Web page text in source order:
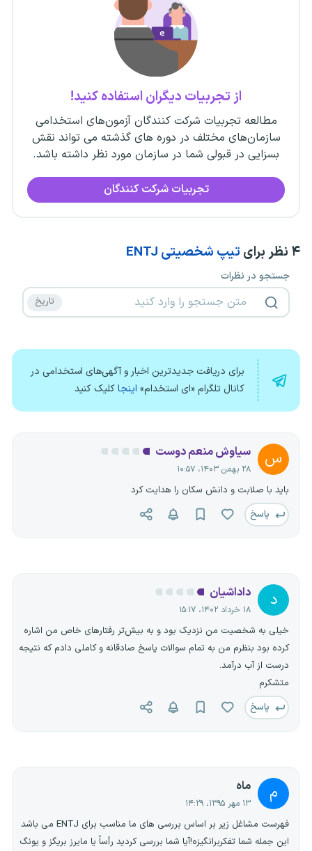
از تجربیات دیگران استفاده کنید!
مطالعه تجربیات شرکت کنندگان آزمون‌های استخدامی
سازمان‌های مختلف در دوره های گذشته می تواند نقش
بسزایی در قبولی شما در سازمان مورد نظر داشته باشد.
تجربیات شرکت کنندگان
۴ نظر برایتیپ شخصیتی ENTJ
جستجو در نظرات
برای دریافت جدیدترین اخبار و آگهی‌های استخدامی در
کانال تلگرام «ای استخدام» اینجاکلیک کنید
س سیاوش منعم دوست
۲۸ بهمن ۱۴۰۳، ۱۰:۵۷
باید با صلابت و دانش سکان را هدایت کرد
پاسخ
د داداشیان
۱۸ خرداد ۱۴۰۲، ۱۵:۱۷
خیلی به شخصیت من نزدیک بود و به بیش‌تر رفتارهای خاص من اشاره
کرده بود بنظرم من به تمام سوالات پاسخ صادقانه و کاملی دادم که نتیجه
درست از آب درآمد.
متشکرم
پاسخ
م ماه
۱۳ مهر ۱۳۹۵، ۱۴:۲۹
فهرست مشاغل زیر بر اساس بررسی های ما مناسب برای ENTJ می باشد
این جمله شما تفکربرانگیزه!آیا شما بررسی کردید رأساً یا مایرز بریگز و یونگ